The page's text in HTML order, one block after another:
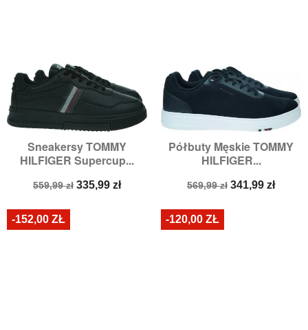
Sneakersy TOMMY
HILFIGER Supercup...
Cena
559,99 zł Cena
335,99 zł
Półbuty Męskie TOMMY
HILFIGER...
Cena
569,99 zł Cena
341,99 zł
-152,00 ZŁ -120,00 ZŁ